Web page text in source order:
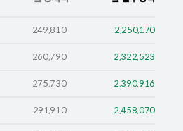
249,810 2,250,170
260,790 2,322,523
275,730 2,390,916
291,910 2,458,070